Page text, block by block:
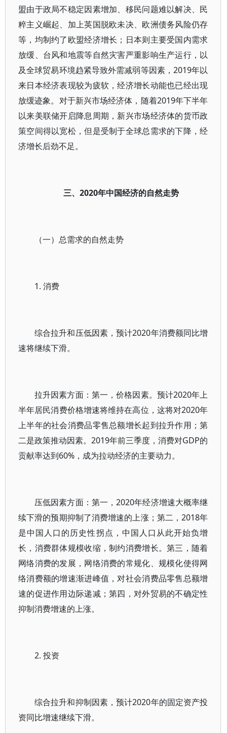
盟由于政局不稳定因素增加、移民问题难以解决、民
粹主义崛起、加上英国脱欧未决、欧洲债务风险仍存
等，均制约了欧盟经济增长；日本则主要受国内需求
放缓、台风和地震等自然灾害严重影响生产运行，以
及全球贸易环境趋紧导致外需减弱等因素，2019年以
来日本经济表现较为疲软，经济增长动能也已经出现
放缓迹象。对于新兴市场经济体，随着2019年下半年
以来美联储开启降息周期，新兴市场经济体的货币政
策空间得以宽松，但是受制于全球总需求的下降，经
济增长后劲不足。
三、2020年中国经济的自然走势
（一）总需求的自然走势
1. 消费
综合拉升和压低因素，预计2020年消费额同比增
速将继续下滑。
拉升因素方面：第一，价格因素。预计2020年上
半年居民消费价格增速将维持在高位，这将对2020年
上半年的社会消费品零售总额增长起到拉升作用；第
二是政策推动因素。2019年前三季度，消费对GDP的
贡献率达到60%，成为拉动经济的主要动力。
压低因素方面：第一，2020年经济增速大概率继
续下滑的预期抑制了消费增速的上涨；第二，2018年
是中国人口的历史性拐点，中国人口从此开始负增
长，消费群体规模收缩，制约消费增长。第三，随着
网络消费的发展，网络消费的常规化、规模化使得网
络消费额的增速渐进峰值，对社会消费品零售总额增
速的促进作用边际递减；第四，对外贸易的不确定性
抑制消费增速的上涨。
2. 投资
综合拉升和抑制因素，预计2020年的固定资产投
资同比增速继续下滑。